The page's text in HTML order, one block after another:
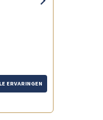
en snel"
next
ERVARINGEN